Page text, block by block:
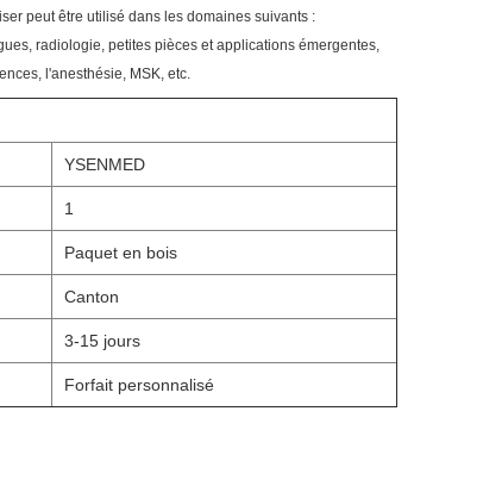
peut être utilisé dans les domaines suivants :
radiologie, petites pièces et applications émergentes,
l'anesthésie, MSK, etc.
YSENMED
1
Paquet en bois
Canton
3-15 jours
Forfait personnalisé